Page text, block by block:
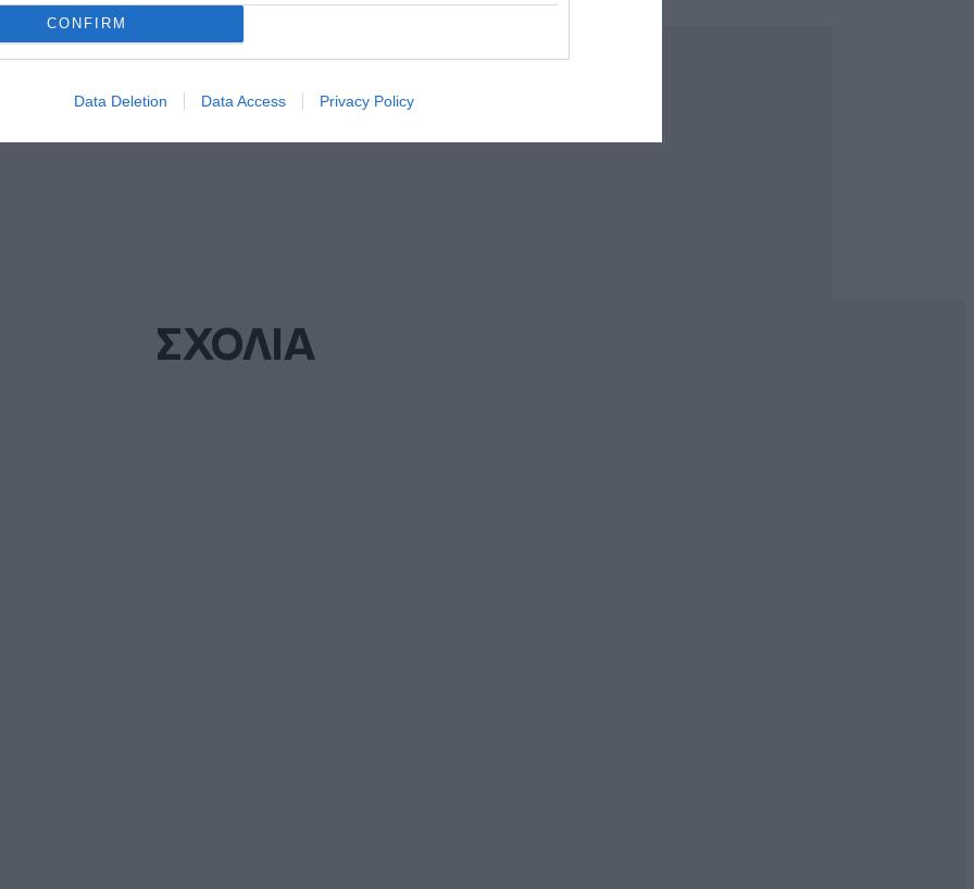
CONFIRM
Data Deletion Data Access Privacy Policy
ΣΧΟΛΙΑ